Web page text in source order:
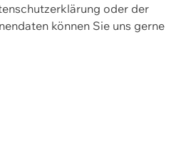
oder der
können Sie uns gerne